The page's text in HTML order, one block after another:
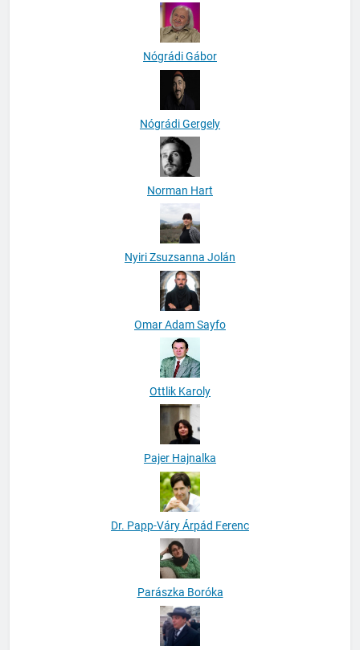
Nógrádi Gábor
Nógrádi Gergely
Norman Hart
Nyiri Zsuzsanna Jolán
Omar Adam Sayfo
Ottlik Karoly
Pajer Hajnalka
Dr. Papp-Váry Árpád Ferenc
Parászka Boróka